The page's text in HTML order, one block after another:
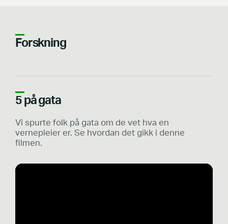
Forskning
5 på gata
Vi spurte folk på gata om de vet hva en
vernepleier er. Se hvordan det gikk i denne
filmen.